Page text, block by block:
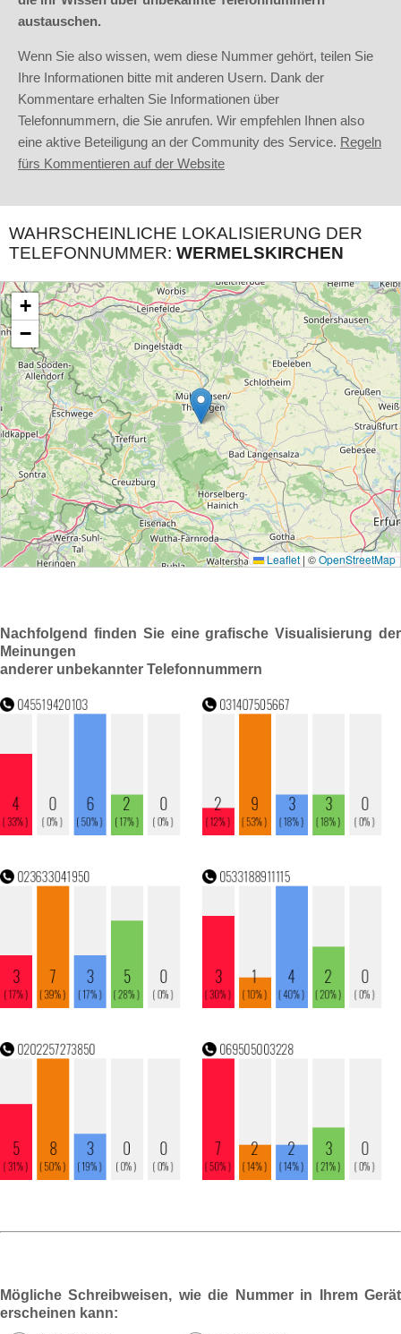
austauschen.
Wenn Sie also wissen, wem diese Nummer gehört, teilen Sie
Ihre Informationen bitte mit anderen Usern. Dank der
Kommentare erhalten Sie Informationen über
Telefonnummern, die Sie anrufen. Wir empfehlen Ihnen also
eine aktive Beteiligung an der Community des Service. Regeln
fürs Kommentieren auf der Website
WAHRSCHEINLICHE LOKALISIERUNG DER
TELEFONNUMMER: WERMELSKIRCHEN
Nachfolgend finden Sie eine grafische Visualisierung der
Meinungen
anderer unbekannter Telefonnummern
Mögliche Schreibweisen, wie die Nummer in Ihrem Gerät
erscheinen kann: